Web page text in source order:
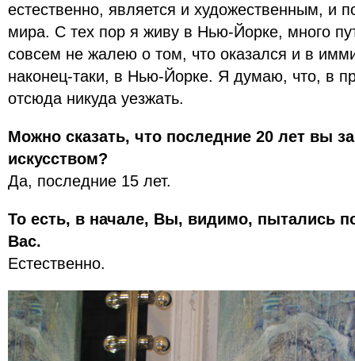
естественно, является и художественным, и
мира. С тех пор я живу в Нью-Йорке, много
совсем не жалею о том, что оказался и в
наконец-таки, в Нью-Йорке. Я думаю, что, в
отсюда никуда уезжать.
Можно сказать, что последние 20 лет вы
искусством?
Да, последние 15 лет.
То есть, в начале, Вы, видимо, пытались
Вас.
Естественно.